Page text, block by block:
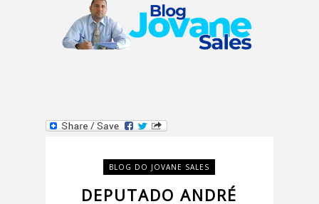
BLOG DO JOVANE SALES
DEPUTADO ANDRÉ